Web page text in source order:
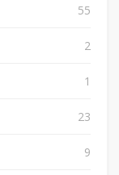
55
2
1
23
9